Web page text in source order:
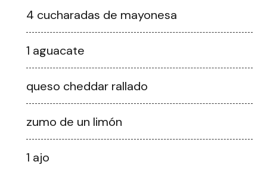
4 cucharadas de mayonesa
1 aguacate
queso cheddar rallado
zumo de un limón
1 ajo